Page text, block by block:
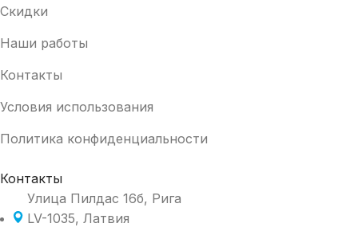
Скидки
Наши работы
Контакты
Условия использования
Политика конфиденциальности
Контакты
Улица Пилдас 16б, Рига
LV-1035, Латвия